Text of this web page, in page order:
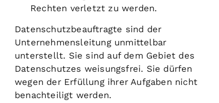
Rechten verletzt zu werden.
Datenschutzbeauftragte sind der
Unternehmensleitung unmittelbar
unterstellt. Sie sind auf dem Gebiet des
Datenschutzes weisungsfrei. Sie dürfen
wegen der Erfüllung ihrer Aufgaben nicht
benachteiligt werden.